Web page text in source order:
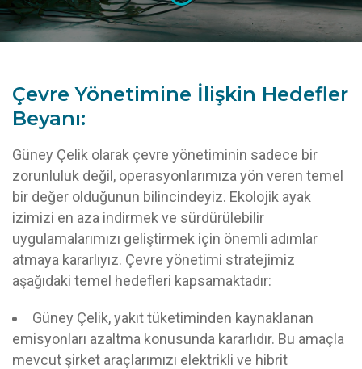
Çevre Yönetimine İlişkin Hedefler
Beyanı:
Güney Çelik olarak çevre yönetiminin sadece bir
zorunluluk değil, operasyonlarımıza yön veren temel
bir değer olduğunun bilincindeyiz. Ekolojik ayak
izimizi en aza indirmek ve sürdürülebilir
uygulamalarımızı geliştirmek için önemli adımlar
atmaya kararlıyız. Çevre yönetimi stratejimiz
aşağıdaki temel hedefleri kapsamaktadır:
Güney Çelik, yakıt tüketiminden kaynaklanan
emisyonları azaltma konusunda kararlıdır. Bu amaçla
mevcut şirket araçlarımızı elektrikli ve hibrit